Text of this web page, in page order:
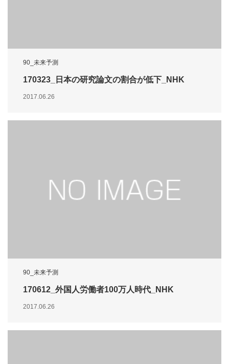
90_未来予測
170323_日本の研究論文の割合が低下_NHK
2017.06.26
90_未来予測
170612_外国人労働者100万人時代_NHK
2017.06.26